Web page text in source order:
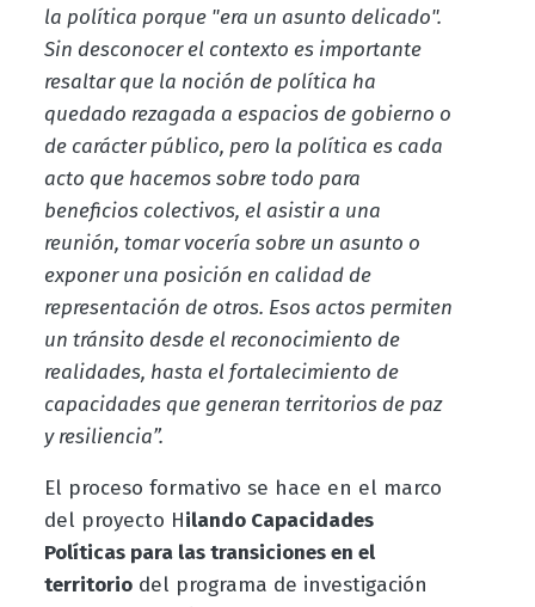
la política porque "era un asunto delicado".
Sin desconocer el contexto es importante
resaltar que la noción de política ha
quedado rezagada a espacios de gobierno o
de carácter público, pero la política es cada
acto que hacemos sobre todo para
beneficios colectivos, el asistir a una
reunión, tomar vocería sobre un asunto o
exponer una posición en calidad de
representación de otros. Esos actos permiten
un tránsito desde el reconocimiento de
realidades, hasta el fortalecimiento de
capacidades que generan territorios de paz
y resiliencia”.
El proceso formativo se hace en el marco
del proyecto Hilando Capacidades
Políticas para las transiciones en el
territoriodel programa de investigación